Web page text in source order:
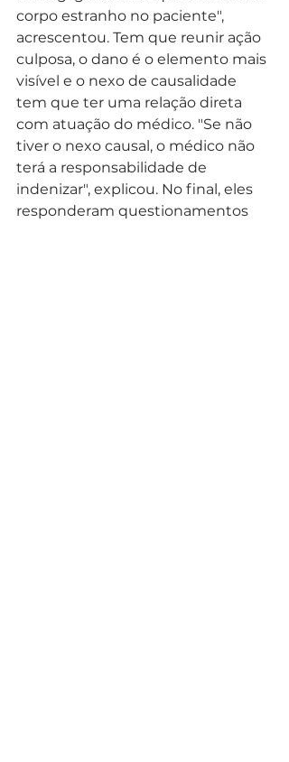
corpo estranho no paciente",
acrescentou. Tem que reunir ação
culposa, o dano é o elemento mais
visível e o nexo de causalidade
tem que ter uma relação direta
com atuação do médico. "Se não
tiver o nexo causal, o médico não
terá a responsabilidade de
indenizar", explicou. No final, eles
responderam questionamentos